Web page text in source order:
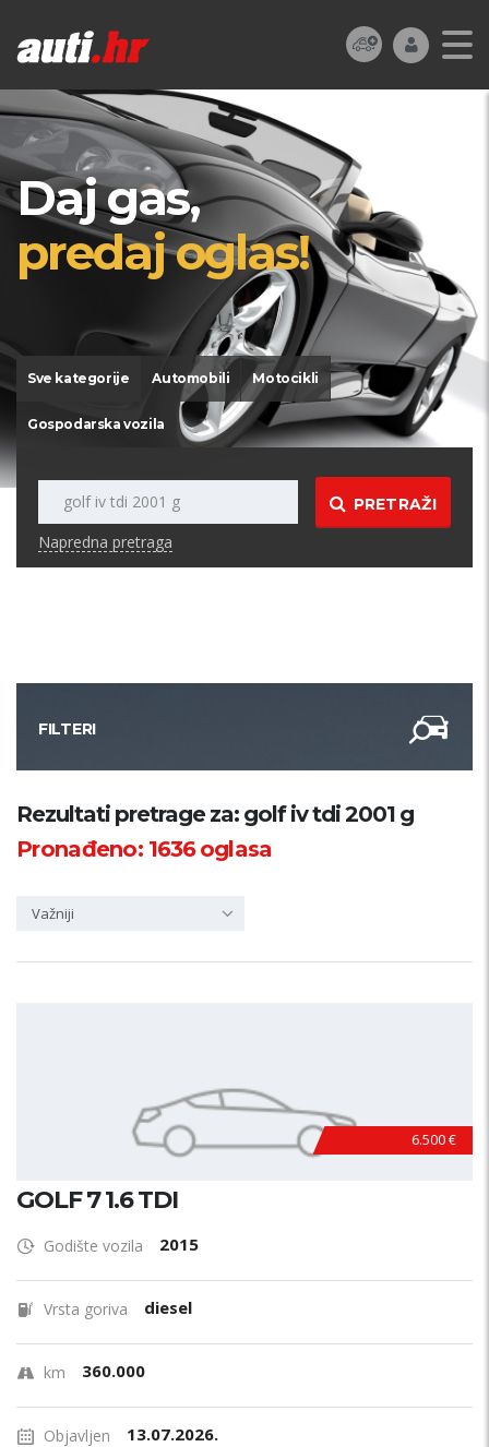
Daj gas,
predaj oglas!
Sve kategorije Automobili Motocikli
Gospodarska vozila
PRETRAŽI
Napredna pretraga
FILTERI
Kategorija
PRETRAŽI
Rezultati pretrage za: golf iv tdi 2001 g
Pronađeno: 1636oglasa
Važniji
6.500 €
GOLF 7 1.6 TDI
Godište vozila 2015
Vrsta goriva diesel
km 360.000
Objavljen 13.07.2026.